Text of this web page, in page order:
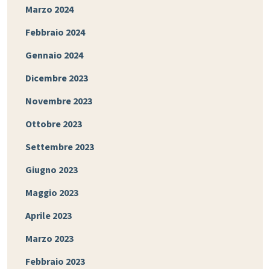
Marzo 2024
Febbraio 2024
Gennaio 2024
Dicembre 2023
Novembre 2023
Ottobre 2023
Settembre 2023
Giugno 2023
Maggio 2023
Aprile 2023
Marzo 2023
Febbraio 2023